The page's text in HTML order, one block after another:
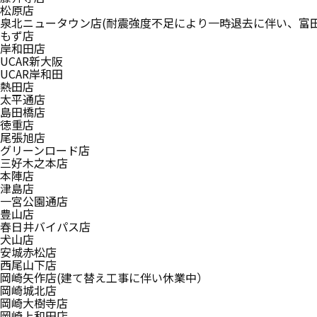
松原店
泉北ニュータウン店(耐震強度不足により一時退去に伴い、富
もず店
岸和田店
UCAR新大阪
UCAR岸和田
熱田店
太平通店
島田橋店
徳重店
尾張旭店
グリーンロード店
三好木之本店
本陣店
津島店
一宮公園通店
豊山店
春日井バイパス店
犬山店
安城赤松店
西尾山下店
岡崎矢作店(建て替え工事に伴い休業中）
岡崎城北店
岡崎大樹寺店